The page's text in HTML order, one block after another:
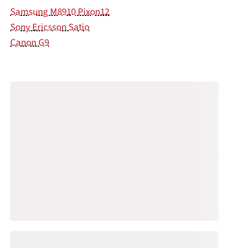
Samsung M8910 Pixon12
Sony Ericsson Satio
Canon G9